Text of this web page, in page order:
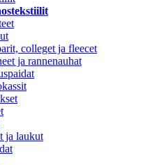
colleget ja fleecet
ja rannenauhat
ja laukut